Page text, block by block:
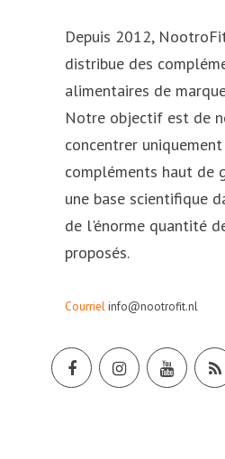
Depuis 2012,
distribue des
alimentaires de
Notre objectif est de
concentrer
compléments haut de
une base scientifique
de l'énorme quantité
proposés.
Courrielinfo@nootrofit.nl